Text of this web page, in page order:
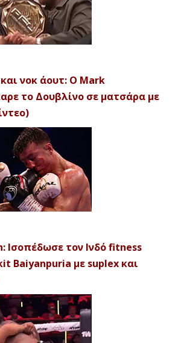
νοκ άουτ: Ο Mark
το Δουβλίνο σε ματσάρα με
Ισοπέδωσε τον Ινδό fitness
Baiyanpuria με suplex και